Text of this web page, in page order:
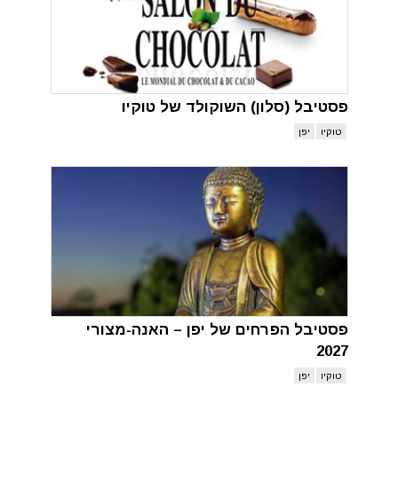
פסטיבל (סלון) השוקולד של טוקיו
טוקיו יפן
פסטיבל הפרחים של יפן – האנה-מצורי
2027
טוקיו יפן